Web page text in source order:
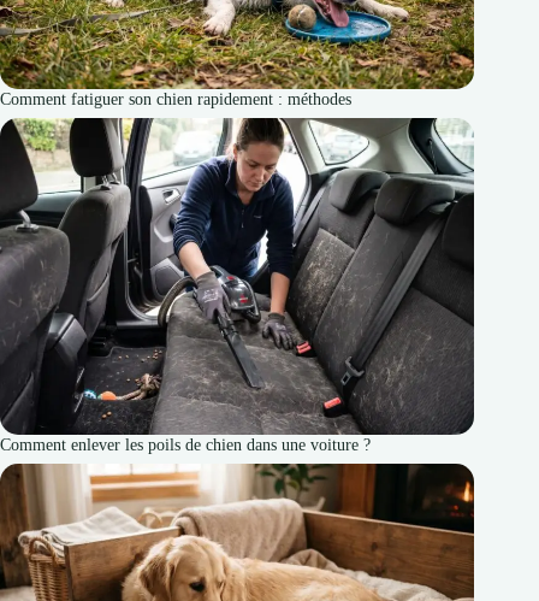
Comment fatiguer son chien rapidement : méthodes
Comment enlever les poils de chien dans une voiture ?